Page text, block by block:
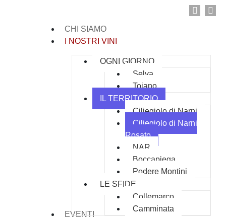
CHI SIAMO
I NOSTRI VINI
OGNI GIORNO
Selva
Toiano
IL TERRITORIO
Ciliegiolo di Narni
Ciliegiolo di Narni
Rosato
NAR
Boccapiega
Podere Montini
LE SFIDE
Collemarco
Camminata
EVENTI